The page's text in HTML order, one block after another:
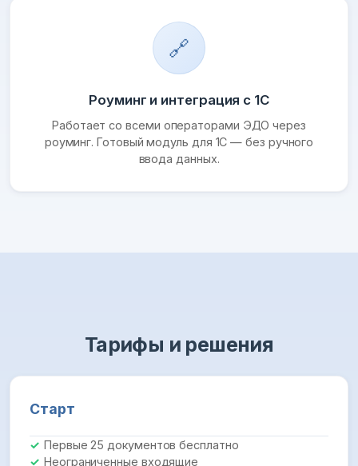
🔗
Роуминг и интеграция с 1С
Работает со всеми операторами ЭДО через
роуминг. Готовый модуль для 1С — без ручного
ввода данных.
Тарифы и решения
Старт
Первые 25 документов бесплатно
Неограниченные входящие